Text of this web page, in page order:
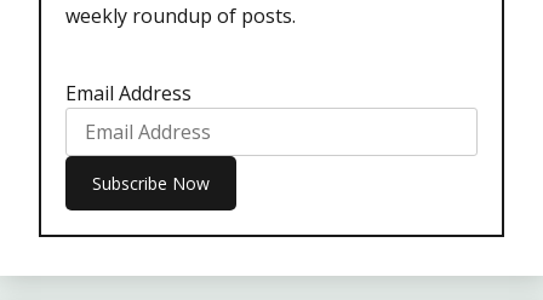
weekly roundup of posts.
Email Address